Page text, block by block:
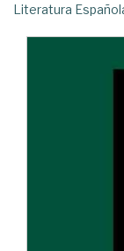
Literatura